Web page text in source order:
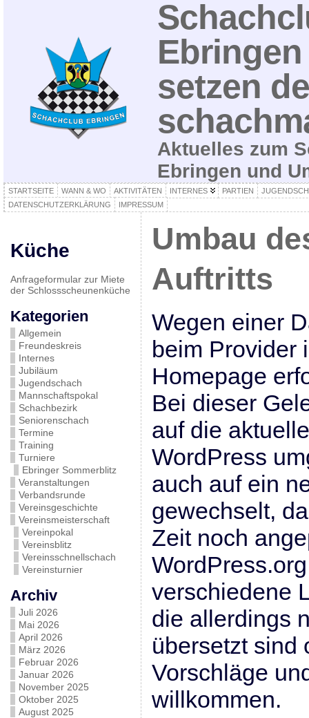
setzen
Aktuelles zum
Ebringen und
STARTSEITE WANN & WO AKTIVITÄTEN INTERNES PARTIEN
DATENSCHUTZERKLÄRUNG
IMPRESSUM
Küche
Anfrageformular zur Miete
der Schlossscheunenküche
Kategorien
Allgemein
Freundeskreis
Internes
Jubiläum
Jugendschach
Mannschaftspokal
Schachbezirk
Seniorenschach
Termine
Training
Turniere
Ebringer Sommerblitz
Veranstaltungen
Verbandsrunde
Vereinsgeschichte
Vereinsmeisterschaft
Vereinpokal
Vereinsblitz
Vereinsschnellschach
Vereinsturnier
Archiv
Juli 2026
Mai 2026
April 2026
März 2026
Februar 2026
Januar 2026
November 2025
Oktober 2025
August 2025
Umbau
Auftritts
Wegen einer
beim Provider
Homepage
Bei dieser
auf die
WordPress
auch auf ein
gewechselt,
Zeit noch
verschiedene
die allerdings
übersetzt sind
Vorschläge
willkommen.